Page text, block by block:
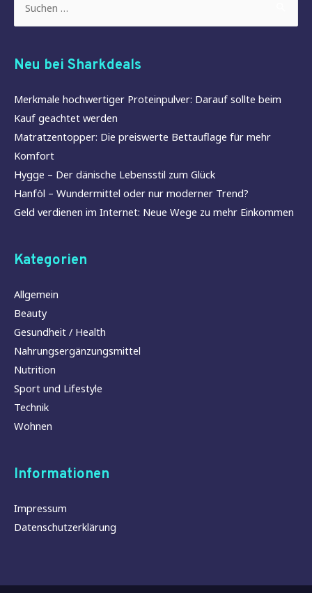
nach:
Neu bei Sharkdeals
Merkmale hochwertiger Proteinpulver: Darauf sollte beim
Kauf geachtet werden
Matratzentopper: Die preiswerte Bettauflage für mehr
Komfort
Hygge – Der dänische Lebensstil zum Glück
Hanföl – Wundermittel oder nur moderner Trend?
Geld verdienen im Internet: Neue Wege zu mehr Einkommen
Kategorien
Allgemein
Beauty
Gesundheit / Health
Nahrungsergänzungsmittel
Nutrition
Sport und Lifestyle
Technik
Wohnen
Informationen
Impressum
Datenschutzerklärung